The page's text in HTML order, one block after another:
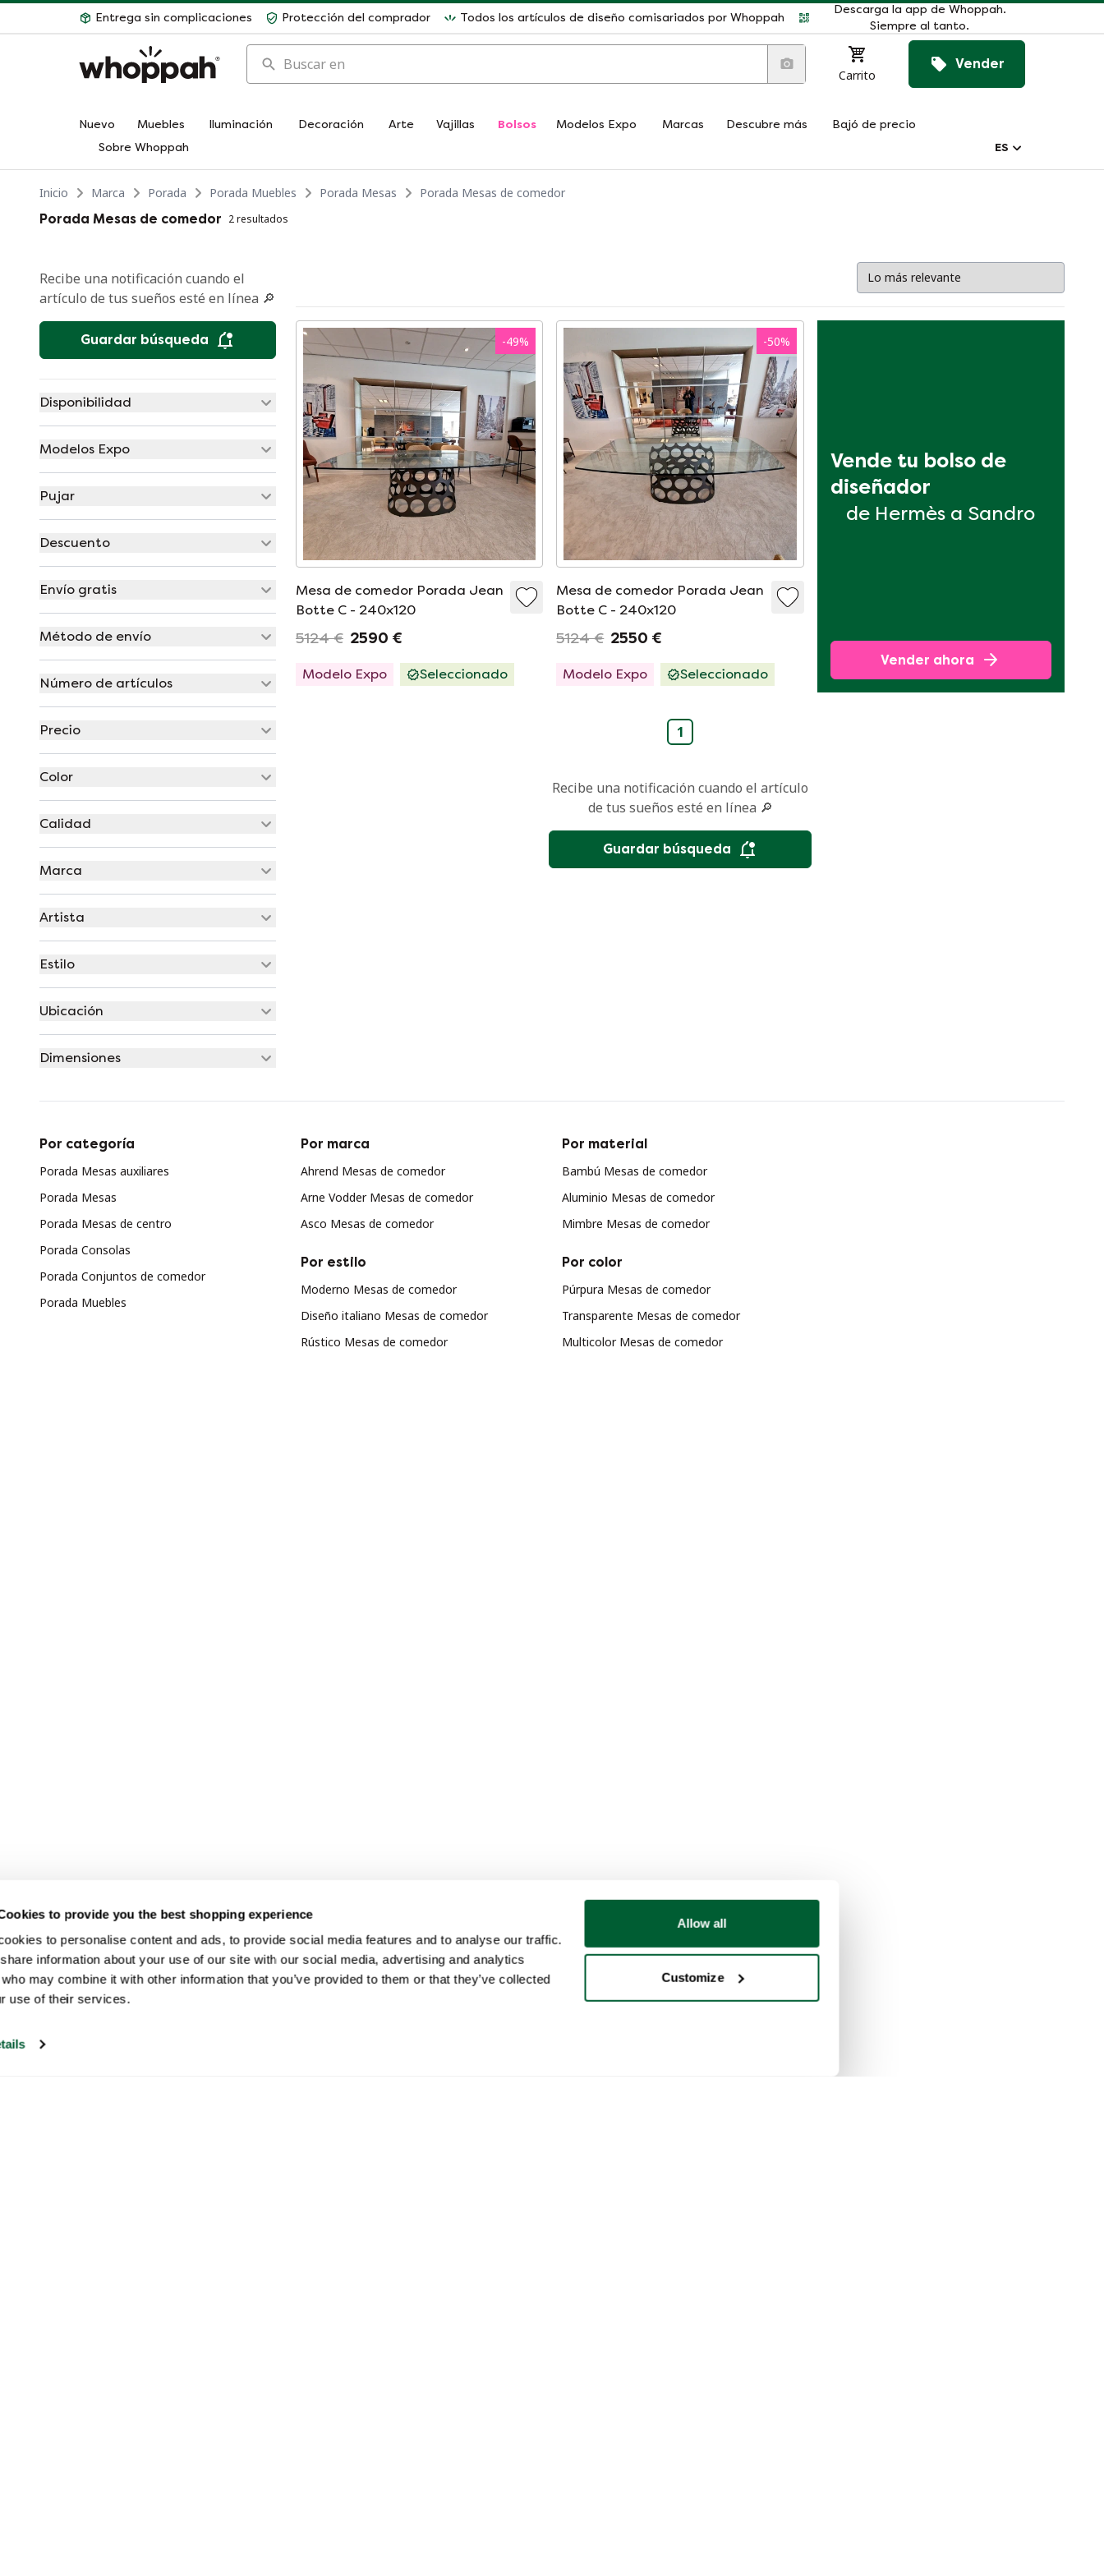
to provide you the best shopping experience
to personalise content and ads, to provide social media features and to analyse our traffic.
information about your use of our site with our social media, advertising and analytics
may combine it with other information that you’ve provided to them or that they’ve collected
use of their services.
Allow all
Customize
Entrega sin complicaciones Protección del comprador Todos los artículos de diseño comisariados por Whoppah
Descarga la app de Whoppah.
Siempre al tanto.
Buscar en
Carrito
Vender
Nuevo Muebles Iluminación Decoración Arte Vajillas Bolsos Modelos Expo Marcas Descubre más
Bajó de precio
Sobre Whoppah
ES
Inicio Marca Porada Porada Muebles Porada Mesas
Porada Mesas de comedor
Porada Mesas de comedor 2 resultados
Recibe una notificación cuando el
artículo de tus sueños esté en línea 🔎
Guardar búsqueda
Disponibilidad
Modelos Expo
Pujar
Descuento
Envío gratis
Método de envío
Número de artículos
Precio
Color
Calidad
Marca
Artista
Estilo
Ubicación
Dimensiones
-49%
Mesa de comedor Porada Jean
Botte C - 240x120
5124 € 2590 €
Modelo Expo Seleccionado
-50%
Mesa de comedor Porada Jean
Botte C - 240x120
5124 € 2550 €
Modelo Expo Seleccionado
Vende tu bolso de
diseñador
de Hermès a Sandro
Vender ahora
1
Recibe una notificación cuando el artículo
de tus sueños esté en línea 🔎
Guardar búsqueda
Por categoría
Porada Mesas auxiliares
Porada Mesas
Porada Mesas de centro
Porada Consolas
Porada Conjuntos de comedor
Porada Muebles
Por marca
Ahrend Mesas de comedor
Arne Vodder Mesas de comedor
Asco Mesas de comedor
Por estilo
Moderno Mesas de comedor
Diseño italiano Mesas de comedor
Rústico Mesas de comedor
Por material
Bambú Mesas de comedor
Aluminio Mesas de comedor
Mimbre Mesas de comedor
Por color
Púrpura Mesas de comedor
Transparente Mesas de comedor
Multicolor Mesas de comedor